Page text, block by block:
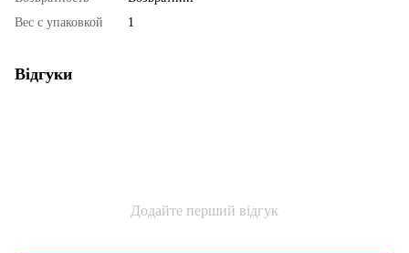
Вес с упаковкой
1
Відгуки
Додайте перший відгук